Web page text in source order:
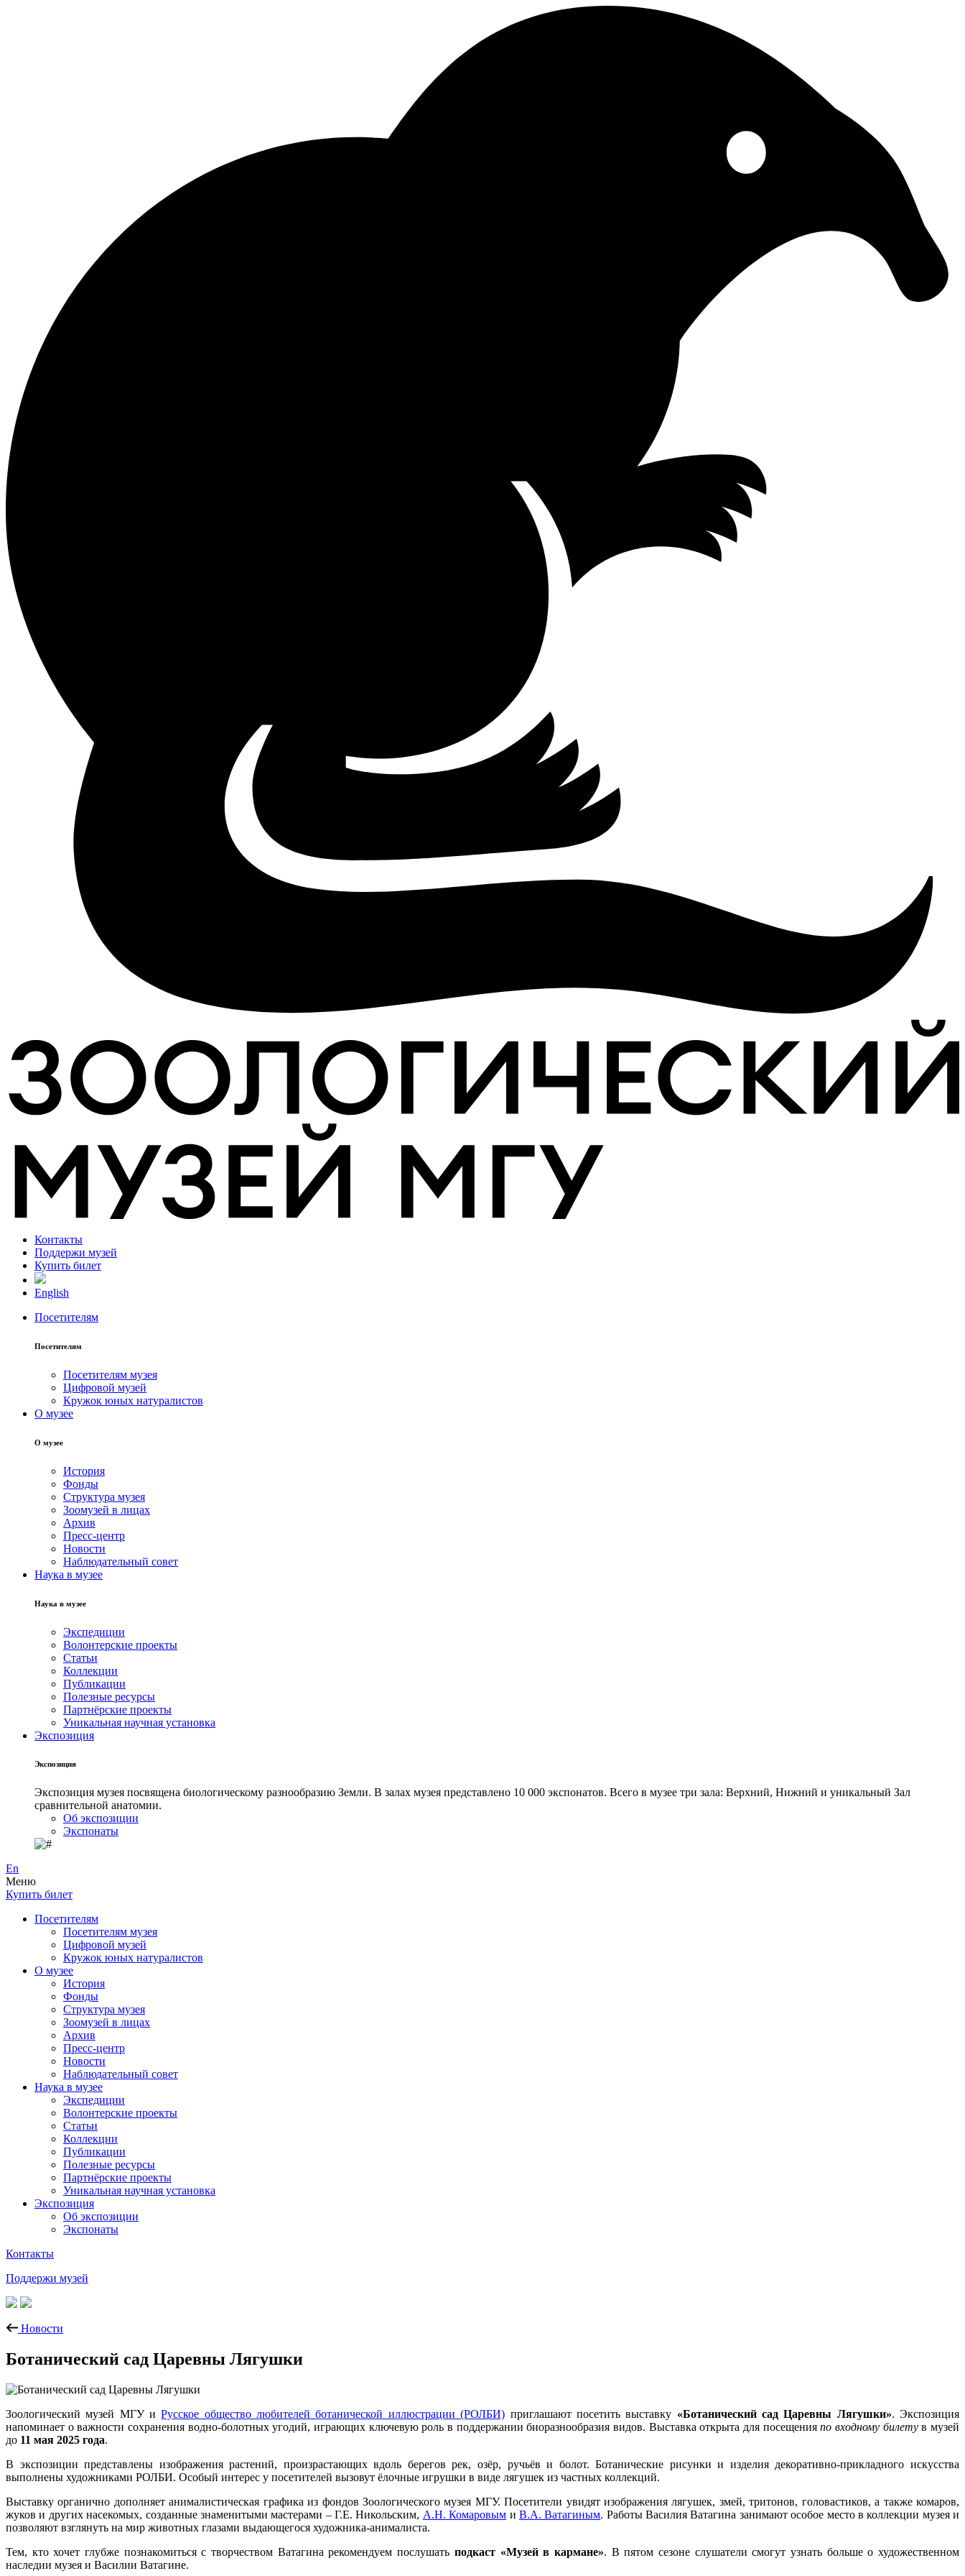
Контакты
Поддержи музей
Купить билет
English
Посетителям
Посетителям
Посетителям музея
Цифровой музей
Кружок юных натуралистов
О музее
О музее
История
Фонды
Структура музея
Зоомузей в лицах
Архив
Пресс-центр
Новости
Наблюдательный совет
Наука в музее
Наука в музее
Экспедиции
Волонтерские проекты
Статьи
Коллекции
Публикации
Полезные ресурсы
Партнёрские проекты
Уникальная научная установка
Экспозиция
Экспозиция
Экспозиция музея посвящена биологическому разнообразию Земли. В залах музея представлено 10 000 экспонатов. Всего в музее три зала: Верхний, Нижний и уникальный Зал
сравнительной анатомии.
Об экспозиции
Экспонаты
En
Меню
Купить билет
Посетителям
Посетителям музея
Цифровой музей
Кружок юных натуралистов
О музее
История
Фонды
Структура музея
Зоомузей в лицах
Архив
Пресс-центр
Новости
Наблюдательный совет
Наука в музее
Экспедиции
Волонтерские проекты
Статьи
Коллекции
Публикации
Полезные ресурсы
Партнёрские проекты
Уникальная научная установка
Экспозиция
Об экспозиции
Экспонаты
Контакты
Поддержи музей
Новости
Ботанический сад Царевны Лягушки
Зоологический музей МГУ иРусское общество любителей ботанической иллюстрации (РОЛБИ) приглашают посетить выставку «Ботанический сад Царевны Лягушки». Экспозиция
напоминает о важности сохранения водно-болотных угодий, играющих ключевую роль в поддержании биоразнообразия видов. Выставка открыта для посещенияпо входному билетув музей
до 11 мая 2025 года.
В экспозиции представлены изображения растений, произрастающих вдоль берегов рек, озёр, ручьёв и болот. Ботанические рисунки и изделия декоративно-прикладного искусства
выполнены художниками РОЛБИ. Особый интерес у посетителей вызовут ёлочные игрушки в виде лягушек из частных коллекций.
Выставку органично дополняет анималистическая графика из фондов Зоологического музея МГУ. Посетители увидят изображения лягушек, змей, тритонов, головастиков, а также комаров,
жуков и других насекомых, созданные знаменитыми мастерами – Г.Е. Никольским, А.Н. Комаровым и В.А. Ватагиным. Работы Василия Ватагина занимают особое место в коллекции музея и
позволяют взглянуть на мир животных глазами выдающегося художника-анималиста.
Тем, кто хочет глубже познакомиться с творчеством Ватагина рекомендуем послушать подкаст «Музей в кармане». В пятом сезоне слушатели смогут узнать больше о художественном
наследии музея и Василии Ватагине.